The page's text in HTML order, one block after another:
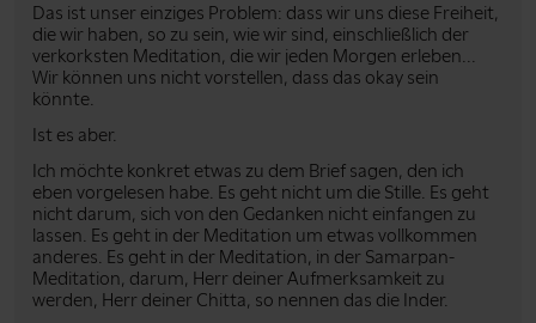
Das ist unser einziges Problem: dass wir uns diese Freiheit,
die wir haben, so zu sein, wie wir sind, einschließlich der
verkorksten Meditation, die wir jeden Morgen erleben...
Wir können uns nicht vorstellen, dass das okay sein
könnte.
Ist es aber.
Ich möchte konkret etwas zu dem Brief sagen, den ich
eben vorgelesen habe. Es geht nicht um die Stille. Es geht
nicht darum, sich von den Gedanken nicht einfangen zu
lassen. Es geht in der Meditation um etwas vollkommen
anderes. Es geht in der Meditation, in der Samarpan-
Meditation, darum, Herr deiner Aufmerksamkeit zu
werden, Herr deiner Chitta, so nennen das die Inder.